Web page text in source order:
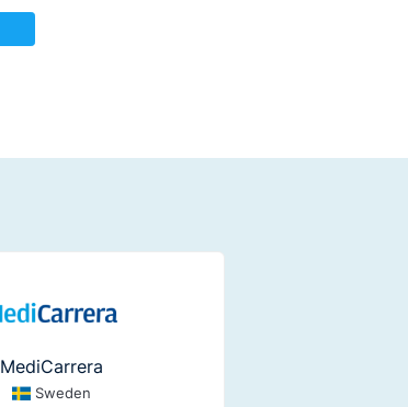
MediCarrera
Sweden